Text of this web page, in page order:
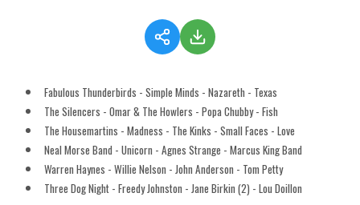
Fabulous Thunderbirds - Simple Minds - Nazareth - Texas
The Silencers - Omar & The Howlers - Popa Chubby - Fish
The Housemartins - Madness - The Kinks - Small Faces - Love
Neal Morse Band - Unicorn - Agnes Strange - Marcus King Band
Warren Haynes - Willie Nelson - John Anderson - Tom Petty
Three Dog Night - Freedy Johnston - Jane Birkin (2) - Lou Doillon